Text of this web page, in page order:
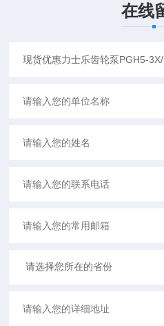
在线